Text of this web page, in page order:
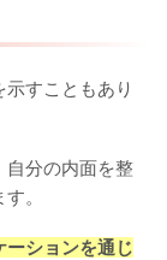
すこともあり
自分の内面を整
。
ーションを通じ